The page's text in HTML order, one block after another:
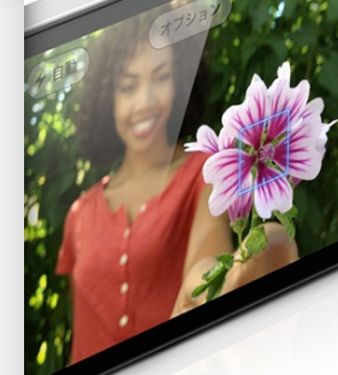
回線 iPhone iPad Mac
ガイド ニュース オーディオ